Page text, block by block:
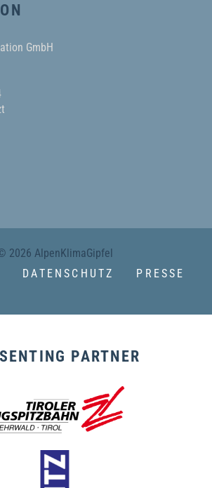
GmbH
2026 AlpenKlimaGipfel
DATENSCHUTZ PRESSE
PARTNER